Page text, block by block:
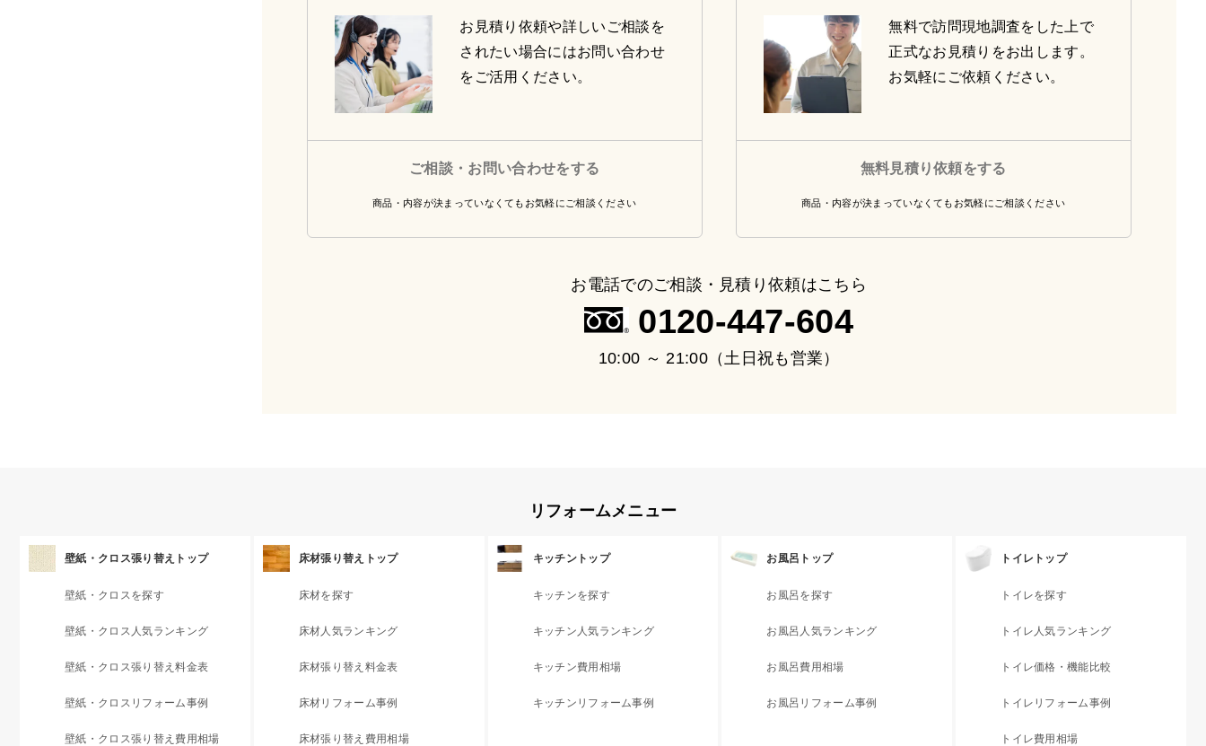
お見積り依頼や詳しいご相談を
されたい場合にはお問い合わせ
をご活用ください。
ご相談・お問い合わせをする
商品・内容が決まっていなくてもお気軽にご相談ください
無料で訪問現地調査をした上で
正式なお見積りをお出します。
お気軽にご依頼ください。
無料見積り依頼をする
商品・内容が決まっていなくてもお気軽にご相談ください
お電話でのご相談・見積り依頼はこちら
0120-447-604
10:00 ～ 21:00（土日祝も営業）
リフォームメニュー
壁紙・クロス張り替えトップ
壁紙・クロスを探す
壁紙・クロス人気ランキング
壁紙・クロス張り替え料金表
壁紙・クロスリフォーム事例
壁紙・クロス張り替え費用相場
床材張り替えトップ
床材を探す
床材人気ランキング
床材張り替え料金表
床材リフォーム事例
床材張り替え費用相場
キッチントップ
キッチンを探す
キッチン人気ランキング
キッチン費用相場
キッチンリフォーム事例
お風呂トップ
お風呂を探す
お風呂人気ランキング
お風呂費用相場
お風呂リフォーム事例
トイレトップ
トイレを探す
トイレ人気ランキング
トイレ価格・機能比較
トイレリフォーム事例
トイレ費用相場